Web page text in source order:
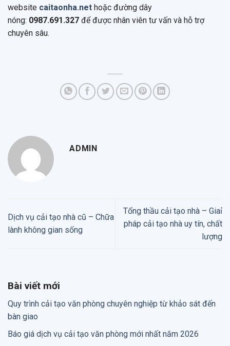
website caitaonha.net hoặc đường dây
nóng: 0987.691.327 để được nhân viên tư vấn và hỗ trợ
chuyên sâu.
ADMIN
Dịch vụ cải tạo nhà cũ – Chữa
lành không gian sống
Tổng thầu cải tạo nhà – Giaỉ
pháp cải tạo nhà uy tín, chất
lượng
Bài viết mới
Quy trình cải tạo văn phòng chuyên nghiệp từ khảo sát đến
bàn giao
Báo giá dịch vụ cải tạo văn phòng mới nhất năm 2026